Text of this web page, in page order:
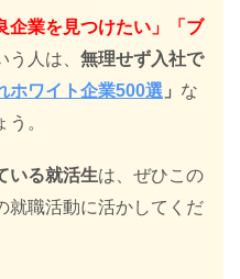
企業を見つけたい」「ブ
う人は、 無理せず入社で
ホワイト企業500選 」 な
。
いる就活生は、ぜひこの
就職活動に活かしてくだ